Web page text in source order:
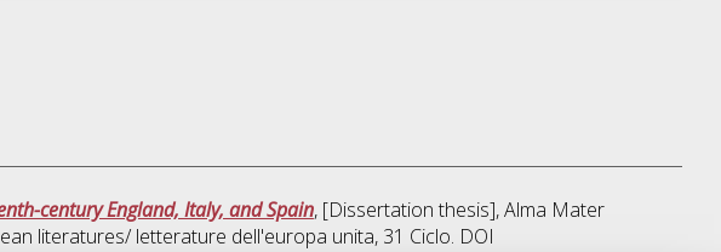
century England, Italy, and Spain, [Dissertation thesis], Alma Mater
literatures/ letterature dell'europa unita, 31 Ciclo. DOI